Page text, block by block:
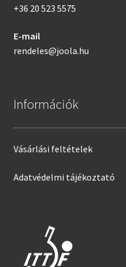
+36 20 523 5575
E-mail
rendeles@joola.hu
Információk
Vásárlási feltételek
Adatvédelmi tájékoztató